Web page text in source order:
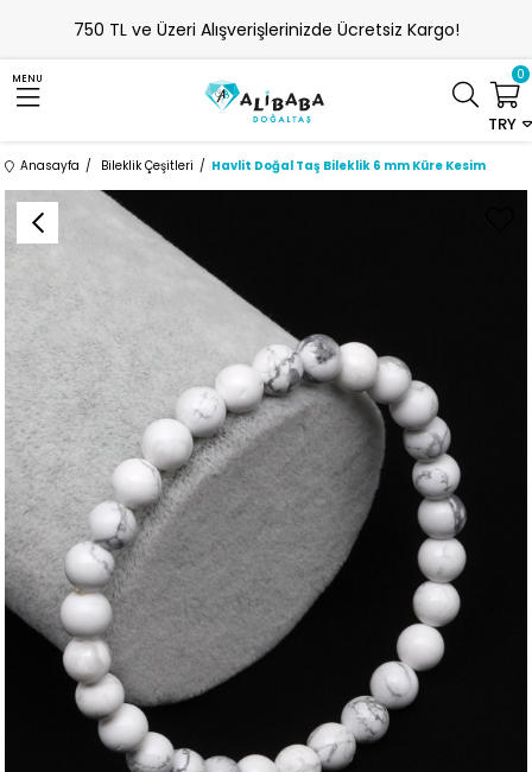
750 TL ve Üzeri Alışverişlerinizde Ücretsiz Kargo!
MENU
TRY
0
Anasayfa Bileklik Çeşitleri Havlit Doğal Taş Bileklik 6 mm Küre Kesim